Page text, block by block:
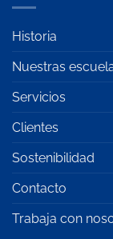
Historia
Nuestras
Servicios
Clientes
Sostenibilidad
Contacto
Trabaja con